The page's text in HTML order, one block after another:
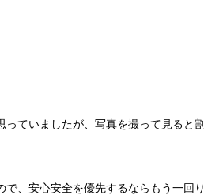
ていましたが、写真を撮って見ると割
、安心安全を優先するならもう一回り